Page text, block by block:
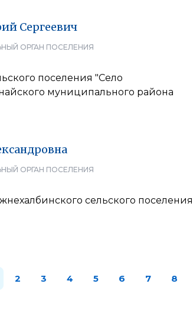
Сергеевич
ОРГАН ПОСЕЛЕНИЯ
поселения "Село
муниципального района
ОРГАН ПОСЕЛЕНИЯ
сельского поселения
2 3 4 5 6 7 8